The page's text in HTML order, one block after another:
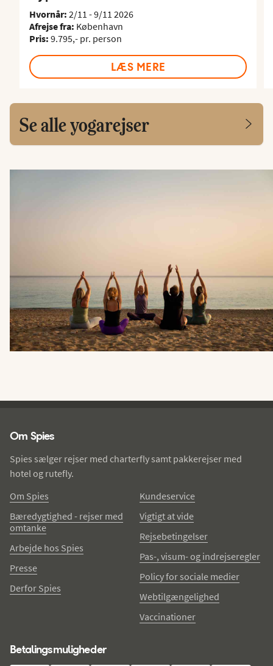
Hvornår: 2/11 - 9/11 2026
Afrejse fra: København
Pris: 9.795,- pr. person
LÆS MERE
Se alle yogarejser
Om Spies
Spies sælger rejser med charterfly samt pakkerejser med
hotel og rutefly.
Om Spies
Bæredygtighed - rejser med
omtanke
Arbejde hos Spies
Presse
Derfor Spies
Kundeservice
Vigtigt at vide
Rejsebetingelser
Pas-, visum- og indrejseregler
Policy for sociale medier
Webtilgængelighed
Vaccinationer
Betalingsmuligheder